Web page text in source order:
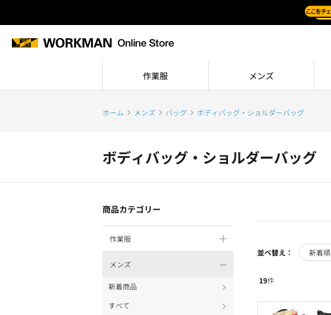
作業服 メンズ
ホーム メンズ バッグ ボディバッグ・ショルダーバッグ
ボディバッグ・ショルダーバッグ
商品カテゴリー
作業服
メンズ
新着商品
すべて
並べ替え： 新着順
19件